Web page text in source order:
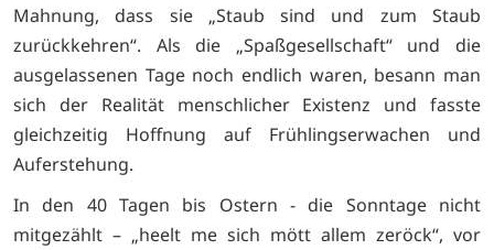
Mahnung, dass sie „Staub sind und zum Staub
zurückkehren“. Als die „Spaßgesellschaft“ und die
ausgelassenen Tage noch endlich waren, besann man
sich der Realität menschlicher Existenz und fasste
gleichzeitig Hoffnung auf Frühlingserwachen und
Auferstehung.
In den 40 Tagen bis Ostern - die Sonntage nicht
mitgezählt – „heelt me sich mött allem zeröck“, vor